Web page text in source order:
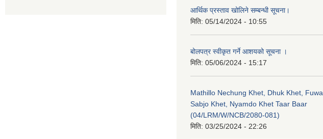
आर्थिक प्रस्ताव खोलिने सम्बन्धी सूचना।
मिति: 05/14/2024 - 10:55
बोलपत्र स्वीकृत गर्ने आशयको सूचना ।
मिति: 05/06/2024 - 15:17
Mathillo Nechung Khet, Dhuk Khet, Fuwa
Sabjo Khet, Nyamdo Khet Taar Baar
(04/LRM/W/NCB/2080-081)
मिति: 03/25/2024 - 22:26